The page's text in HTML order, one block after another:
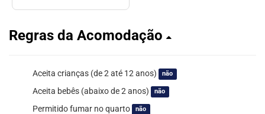
Regras da Acomodação
Aceita crianças (de 2 até 12 anos) não
Aceita bebês (abaixo de 2 anos) não
Permitido fumar no quarto não